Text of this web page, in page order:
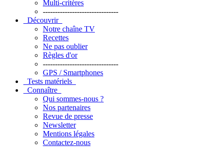
Multi-critères
-------------------------------
Découvrir
Notre chaîne TV
Recettes
Ne pas oublier
Règles d'or
-------------------------------
GPS / Smartphones
Tests matériels
Connaître
Qui sommes-nous ?
Nos partenaires
Revue de presse
Newsletter
Mentions légales
Contactez-nous